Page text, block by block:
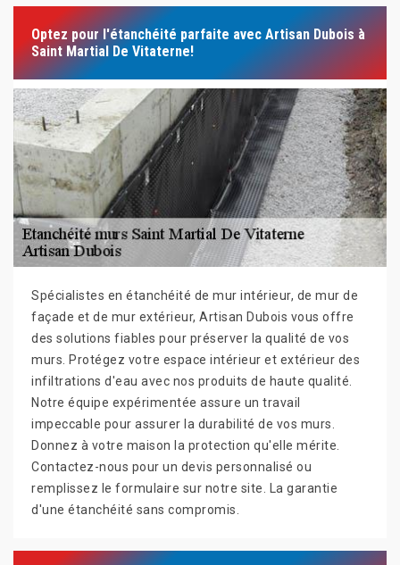
Optez pour l'étanchéité parfaite avec Artisan Dubois à
Saint Martial De Vitaterne!
Spécialistes en étanchéité de mur intérieur, de mur de
façade et de mur extérieur, Artisan Dubois vous offre
des solutions fiables pour préserver la qualité de vos
murs. Protégez votre espace intérieur et extérieur des
infiltrations d'eau avec nos produits de haute qualité.
Notre équipe expérimentée assure un travail
impeccable pour assurer la durabilité de vos murs.
Donnez à votre maison la protection qu'elle mérite.
Contactez-nous pour un devis personnalisé ou
remplissez le formulaire sur notre site. La garantie
d'une étanchéité sans compromis.